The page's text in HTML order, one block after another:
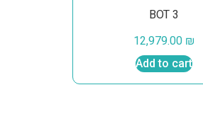
BOT 3
12,979.00 ₪
Add to cart